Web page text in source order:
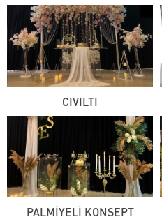
CIVILTI
PALMİYELİ KONSEPT